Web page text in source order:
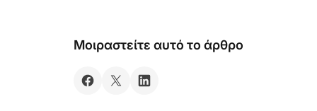
Μοιραστείτε αυτό το άρθρο